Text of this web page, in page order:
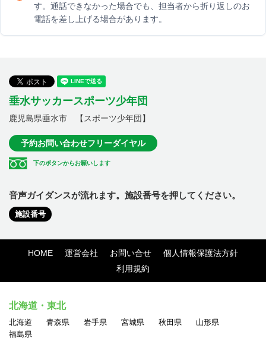
す。通話できなかった場合でも、担当者から折り返しのお
電話を差し上げる場合があります。
垂水サッカースポーツ少年団
鹿児島県垂水市 【スポーツ少年団】
予約お問い合わせフリーダイヤル
下のボタンからお願いします
音声ガイダンスが流れます。施設番号を押してください。
施設番号
HOME 運営会社 お問い合せ
個人情報保護法方針
利用規約
北海道・東北
北海道 青森県 岩手県 宮城県 秋田県
山形県
福島県